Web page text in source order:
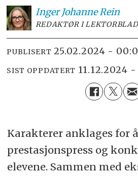
Inger JohanneRein
REDAKTØR I
PUBLISERT 25.02.2024 -
SIST OPPDATERT 11.12.2024
Karakterer anklages for
prestasjonspress og
elevene. Sammen med